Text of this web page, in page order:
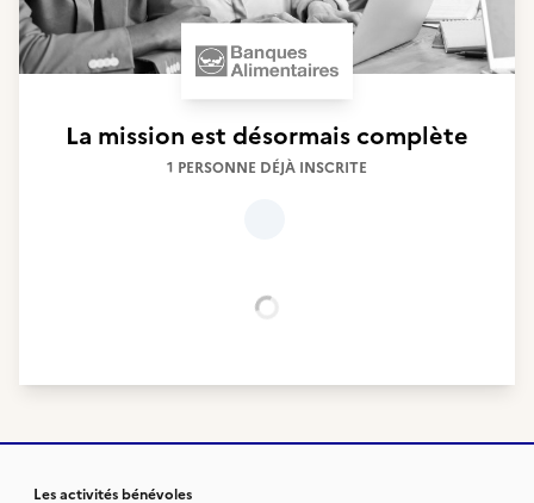
La mission est désormais complète
1 PERSONNE DÉJÀ INSCRITE
Les activités bénévoles